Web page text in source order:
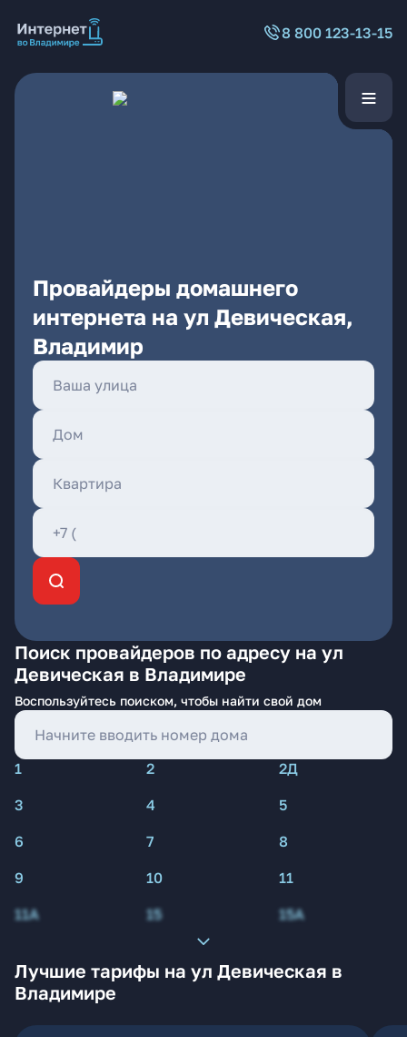
8 800 123-13-15
Провайдеры домашнего
интернета на ул Девическая,
Владимир
Поиск провайдеров по адресу на ул
Девическая в Владимире
Воспользуйтесь поиском, чтобы найти свой дом
1 2
2Д
3
4
5
6
7
8
9
10
11
11А
15 15А
Лучшие тарифы на ул Девическая в
Владимире